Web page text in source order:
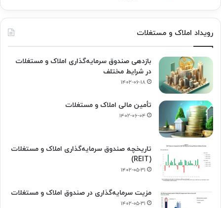
رویداد املاک و مستغلات
بازدهی صندوق سرمایه‌گذاری املاک و مستغلات
در شرایط مختلف
۱۴۰۲-۰۶-۱۸
تأمین مالی املاک و مستغلات
۱۴۰۲-۰۶-۰۴
تاریخچه صندوق سرمایه‌گذاری املاک و مستغلات
(REIT)
۱۴۰۲-۰۵-۳۱
مزیت سرمایه‌گذاری در صندوق املاک و مستغلات
۱۴۰۲-۰۵-۳۱